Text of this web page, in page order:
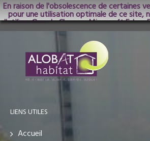
En raison de l'obsolescence de certaines
pour une utilisation optimale de ce site,
d'utiliser Google Chrome; Microsoft Edge,
dans les versions les plus
LIENS UTILES
Accueil